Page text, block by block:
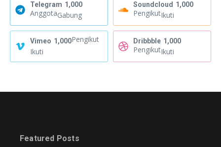
Telegram 1,000
AnggotaGabung
Soundcloud 1,000
PengikutIkuti
Vimeo 1,000Pengikut
Ikuti
Dribbble 1,000
PengikutIkuti
Featured Posts